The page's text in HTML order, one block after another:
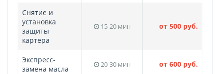
Снятие и
установка
защиты
картера
15-20 мин от 500 руб.
Экспресс-
замена масла
20-30 мин от 600 руб.